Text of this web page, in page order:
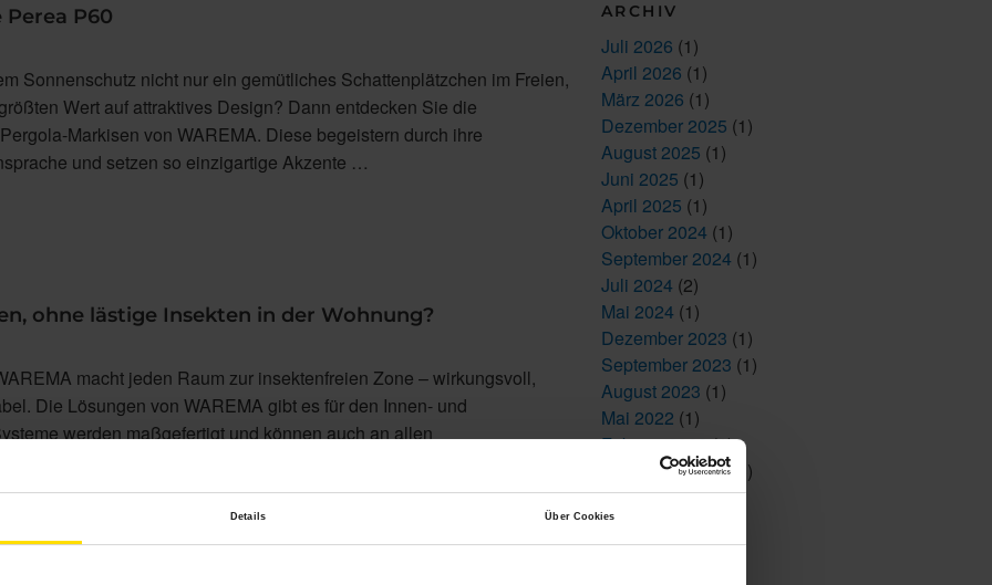
Details Über Cookies
P60
Sonnenschutz nicht nur ein gemütliches Schattenplätzchen im Freien,
Wert auf attraktives Design? Dann entdecken Sie die
Markisen von WAREMA. Diese begeistern durch ihre
und setzen so einzigartige Akzente …
ohne lästige Insekten in der Wohnung?
macht jeden Raum zur insektenfreien Zone – wirkungsvoll,
Die Lösungen von WAREMA gibt es für den Innen- und
werden maßgefertigt und können auch an allen
Lichtschächten montiert werden. Erfahren …
ARCHIV
Juli 2026 (1)
April 2026 (1)
März 2026 (1)
Dezember 2025 (1)
August 2025 (1)
Juni 2025 (1)
April 2025 (1)
Oktober 2024 (1)
September 2024 (1)
Juli 2024 (2)
Mai 2024 (1)
Dezember 2023 (1)
September 2023 (1)
August 2023 (1)
Mai 2022 (1)
Februar 2022(1)
Dezember 2021(3)
Juni 2021(5)
April 2021
März 2018(5)